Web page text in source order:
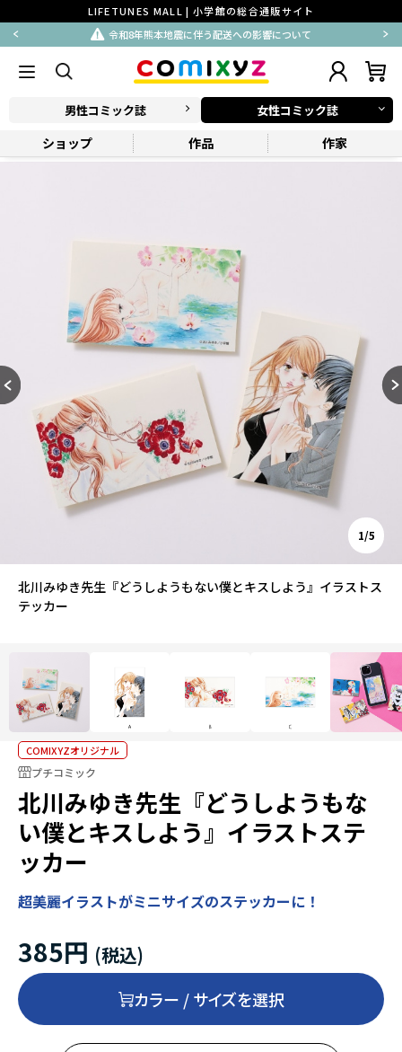
LIFETUNES MALL | 小学館の総合通販サイト
令和8年熊本地震に伴う配送への影響について
男性コミック誌 女性コミック誌
ショップ 作品 作家
北川みゆき先生『どうしようもない僕とキスしよう』イラストス
テッカー
1/5
COMIXYZオリジナル
プチコミック
北川みゆき先生『どうしようもな
い僕とキスしよう』イラストステ
ッカー
超美麗イラストがミニサイズのステッカーに！
385円
カラー / サイズを選択